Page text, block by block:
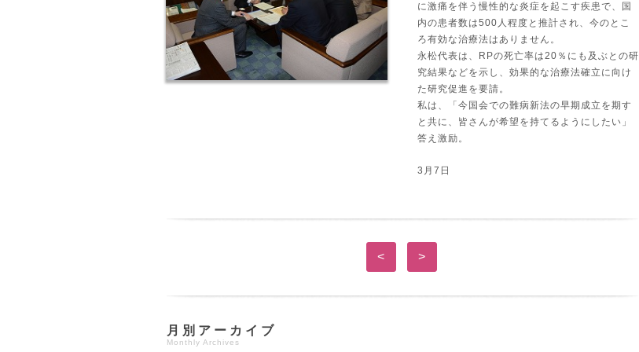
に激痛を伴う慢性的な炎症を起こす疾患で、国
内の患者数は500人程度と推計され、今のとこ
ろ有効な治療法はありません。
永松代表は、RPの死亡率は20％にも及ぶとの研
究結果などを示し、効果的な治療法確立に向け
た研究促進を要請。
私は、「今国会での難病新法の早期成立を期す
と共に、皆さんが希望を持てるようにしたい」
答え激励。
3月7日
< >
月別アーカイブ
Monthly Archives